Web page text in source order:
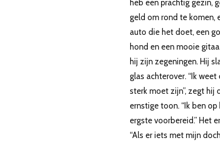
heb een prachtig gezin,
geld om rond te komen,
auto die het doet, een
hond en een mooie
hij zijn zegeningen. Hij
glas achterover. “Ik weet
sterk moet zijn”, zegt hij
ernstige toon. “Ik ben op
ergste voorbereid.” Het
“Als er iets met mijn